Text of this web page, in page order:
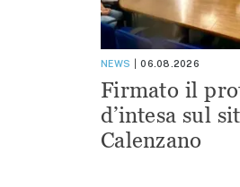
NEWS 06.08.2026
Firmato il
d’intesa sul
Calenzano